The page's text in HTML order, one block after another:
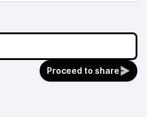
Proceed to share